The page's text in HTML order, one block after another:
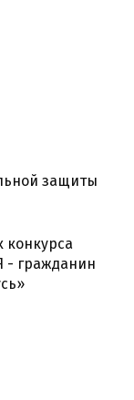
защиты
конкурса
- гражданин